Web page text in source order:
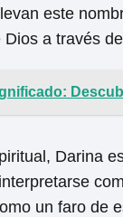
este
a través
Darina
un faro de